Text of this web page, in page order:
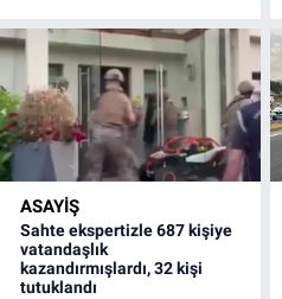
ASAYİŞ
Sahte ekspertizle 687 kişiye
vatandaşlık
kazandırmışlardı, 32 kişi
tutuklandı